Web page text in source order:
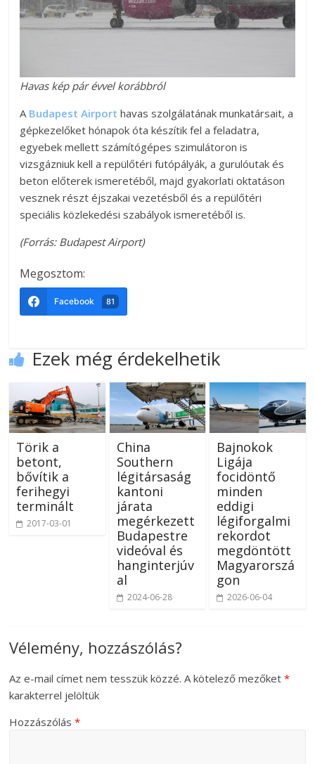
Havas kép pár évvel korábbról
A Budapest Airport havas szolgálatának munkatársait, a
gépkezelőket hónapok óta készítik fel a feladatra,
egyebek mellett számítógépes szimulátoron is
vizsgázniuk kell a repülőtéri futópályák, a gurulóutak és
beton előterek ismeretéből, majd gyakorlati oktatáson
vesznek részt éjszakai vezetésből és a repülőtéri
speciális közlekedési szabályok ismeretéből is.
(Forrás: Budapest Airport)
Megosztom:
Facebook 81
Ezek még érdekelhetik
Törik a
betont,
bővítik a
ferihegyi
terminált
2017-03-01
China
Southern
légitársaság
kantoni
járata
megérkezett
Budapestre
videóval és
hanginterjúv
al
2024-06-28
Bajnokok
Ligája
focidöntő
minden
eddigi
légiforgalmi
rekordot
megdöntött
Magyarorszá
gon
2026-06-04
Vélemény, hozzászólás?
Az e-mail címet nem tesszük közzé. A kötelező mezőket*
karakterrel jelöltük
Hozzászólás*